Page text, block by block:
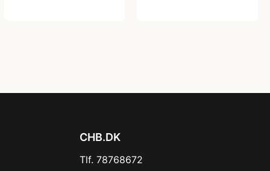
CHB.DK
Tlf. 78768672